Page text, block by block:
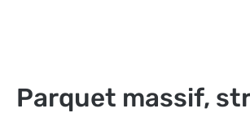
Parquet massif,